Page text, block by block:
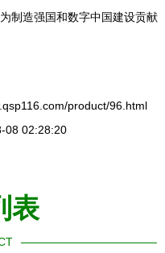
制造强国和数字中国建设贡献
product/96.html
08 02:28:20
表